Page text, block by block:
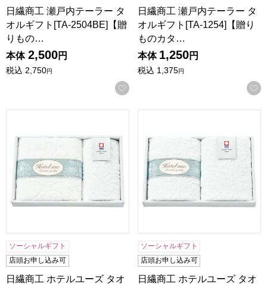
日繊商工 瀬戸内テーラー タ
オルギフト[TA-2504BE]【贈
りもの…
本体 2,500円
税込 2,750円
お気に入りに登録する
日繊商工 瀬戸内テーラー タ
オルギフト[TA-1254]【贈り
ものカタ…
本体 1,250円
税込 1,375円
ソーシャルギフト
店頭お申し込み可
日繊商工 ホテルユーズ タオ
ソーシャルギフト
店頭お申し込み可
日繊商工 ホテルユーズ タオ